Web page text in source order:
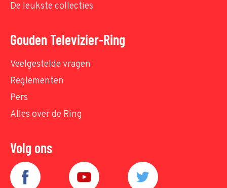
De leukste collecties
Gouden Televizier-Ring
Veelgestelde vragen
Reglementen
Pers
Alles over de Ring
Volg ons